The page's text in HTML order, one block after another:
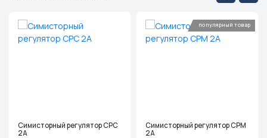
Симисторный регулятор СРС
2А
популярный товар
Симисторный регулятор СРМ
2А